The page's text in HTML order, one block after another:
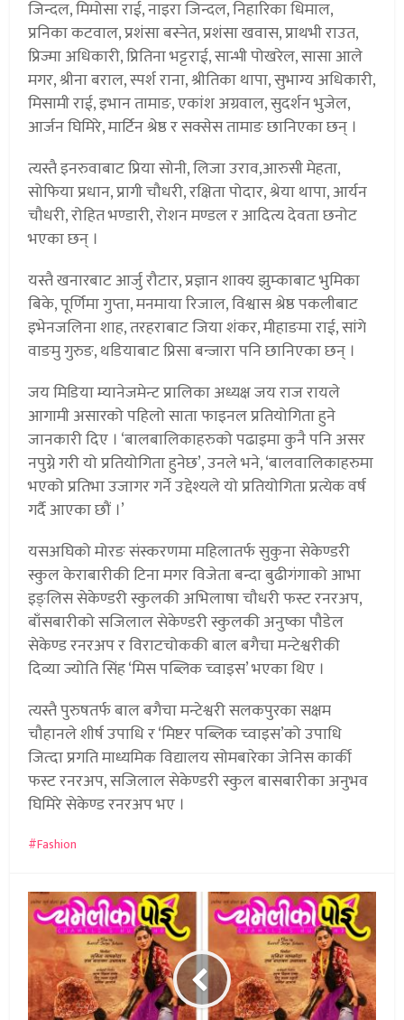
जिन्दल, मिमोसा राई, नाइरा जिन्दल, निहारिका धिमाल,
प्रनिका कटवाल, प्रशंसा बस्नेत, प्रशंसा खवास, प्राथभी राउत,
प्रिज्मा अधिकारी, प्रितिना भट्टराई, सान्भी पोखरेल, सासा आले
मगर, श्रीना बराल, स्पर्श राना, श्रीतिका थापा, सुभाग्य अधिकारी,
मिसामी राई, इभान तामाङ, एकांश अग्रवाल, सुदर्शन भुजेल,
आर्जन घिमिरे, मार्टिन श्रेष्ठ र सक्सेस तामाङ छानिएका छन् ।
त्यस्तै इनरुवाबाट प्रिया सोनी, लिजा उराव,आरुसी मेहता,
सोफिया प्रधान, प्रागी चौधरी, रक्षिता पोदार, श्रेया थापा, आर्यन
चौधरी, रोहित भण्डारी, रोशन मण्डल र आदित्य देवता छनोट
भएका छन् ।
यस्तै खनारबाट आर्जु रौटार, प्रज्ञान शाक्य झुम्काबाट भुमिका
बिके, पूर्णिमा गुप्ता, मनमाया रिजाल, विश्वास श्रेष्ठ पकलीबाट
इभेनजलिना शाह, तरहराबाट जिया शंकर, मीहाङमा राई, सांगे
वाङमु गुरुङ, थडियाबाट प्रिसा बन्जारा पनि छानिएका छन् ।
जय मिडिया म्यानेजमेन्ट प्रालिका अध्यक्ष जय राज रायले
आगामी असारको पहिलो साता फाइनल प्रतियोगिता हुने
जानकारी दिए । ‘बालबालिकाहरुको पढाइमा कुनै पनि असर
नपुग्ने गरी यो प्रतियोगिता हुनेछ’, उनले भने, ‘बालवालिकाहरुमा
भएको प्रतिभा उजागर गर्ने उद्देश्यले यो प्रतियोगिता प्रत्येक वर्ष
गर्दै आएका छौं ।’
यसअघिको मोरङ संस्करणमा महिलातर्फ सुकुना सेकेण्डरी
स्कुल केराबारीकी टिना मगर विजेता बन्दा बुढीगंगाको आभा
इङ्लिस सेकेण्डरी स्कुलकी अभिलाषा चौधरी फस्ट रनरअप,
बाँसबारीको सजिलाल सेकेण्डरी स्कुलकी अनुष्का पौडेल
सेकेण्ड रनरअप र विराटचोककी बाल बगैचा मन्टेश्वरीकी
दिव्या ज्योति सिंह ‘मिस पब्लिक च्वाइस’ भएका थिए ।
त्यस्तै पुरुषतर्फ बाल बगैचा मन्टेश्वरी सलकपुरका सक्षम
चौहानले शीर्ष उपाधि र ‘मिष्टर पब्लिक च्वाइस’को उपाधि
जित्दा प्रगति माध्यमिक विद्यालय सोमबारेका जेनिस कार्की
फस्ट रनरअप, सजिलाल सेकेण्डरी स्कुल बासबारीका अनुभव
घिमिरे सेकेण्ड रनरअप भए ।
Fashion